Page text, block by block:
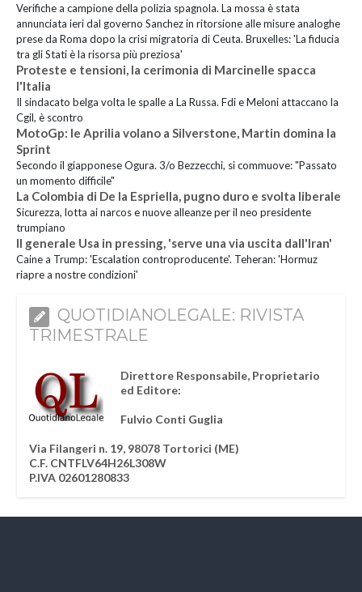
Verifiche a campione della polizia spagnola. La mossa è stata
annunciata ieri dal governo Sanchez in ritorsione alle misure analoghe
prese da Roma dopo la crisi migratoria di Ceuta. Bruxelles: 'La fiducia
tra gli Stati è la risorsa più preziosa'
Proteste e tensioni, la cerimonia di Marcinelle spacca
l'Italia
Il sindacato belga volta le spalle a La Russa. Fdi e Meloni attaccano la
Cgil, è scontro
MotoGp: le Aprilia volano a Silverstone, Martin domina la
Sprint
Secondo il giapponese Ogura. 3/o Bezzecchi, si commuove: "Passato
un momento difficile"
La Colombia di De la Espriella, pugno duro e svolta liberale
Sicurezza, lotta ai narcos e nuove alleanze per il neo presidente
trumpiano
Il generale Usa in pressing, 'serve una via uscita dall'Iran'
Caine a Trump: 'Escalation controproducente'. Teheran: 'Hormuz
riapre a nostre condizioni'
QUOTIDIANOLEGALE: RIVISTA
TRIMESTRALE
Direttore Responsabile, Proprietario
ed Editore:
Fulvio Conti Guglia
Via Filangeri n. 19, 98078 Tortorici (ME)
C.F. CNTFLV64H26L308W
P.IVA 02601280833